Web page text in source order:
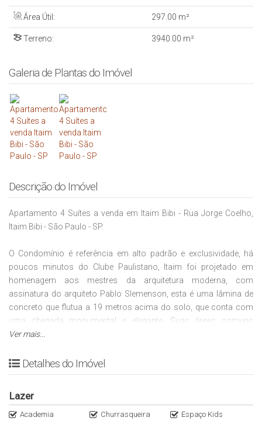
Área Útil: 297.00 m²
Terreno: 3940.00 m²
Galeria de Plantas do Imóvel
Descrição do Imóvel
Apartamento 4 Suítes a venda em Itaim Bibi - Rua Jorge Coelho,
Itaim Bibi - São Paulo - SP.
O Condomínio é referência em alto padrão e exclusividade, há
poucos minutos do Clube Paulistano,
Itaim foi projetado em
homenagem aos mestres da arquitetura moderna, com
assinatura do arquiteto Pablo Slemenson, esta é uma lâmina de
concreto que flutua a 19 metros acima do solo, que conta com
uma chegada monumental e elegante. Suas áreas comuns
traduzem essa estética: impactante, funcional e deslumbrante,
Áreas de Convívio e Lazer
Salão de festas
Espaço gourmet
Ver mais...
Detalhes do Imóvel
Lazer
Academia Churrasqueira
Espaço Kids